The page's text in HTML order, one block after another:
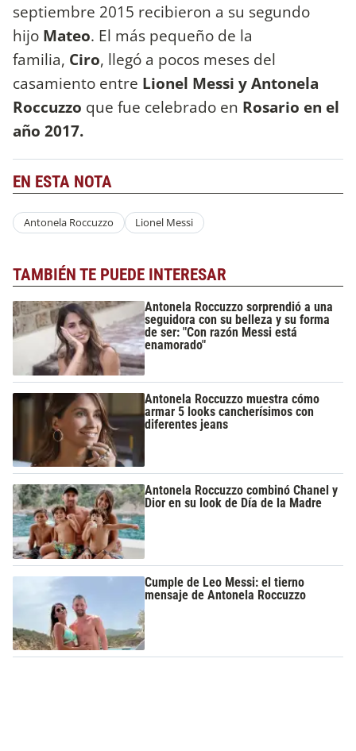
septiembre 2015 recibieron a su segundo
hijo Mateo. El más pequeño de la
familia, Ciro, llegó a pocos meses del
casamiento entre Lionel Messi y Antonela
Roccuzzo que fue celebrado en Rosario en el
año 2017.
EN ESTA NOTA
Antonela Roccuzzo Lionel Messi
TAMBIÉN TE PUEDE INTERESAR
Antonela Roccuzzo sorprendió a una
seguidora con su belleza y su forma
de ser: "Con razón Messi está
enamorado"
Antonela Roccuzzo muestra cómo
armar 5 looks cancherísimos con
diferentes jeans
Antonela Roccuzzo combinó Chanel y
Dior en su look de Día de la Madre
Cumple de Leo Messi: el tierno
mensaje de Antonela Roccuzzo